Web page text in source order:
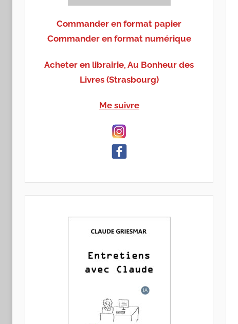
Commander en format papier
Commander en format numérique
Acheter en librairie, Au Bonheur des
Livres (Strasbourg)
Me suivre